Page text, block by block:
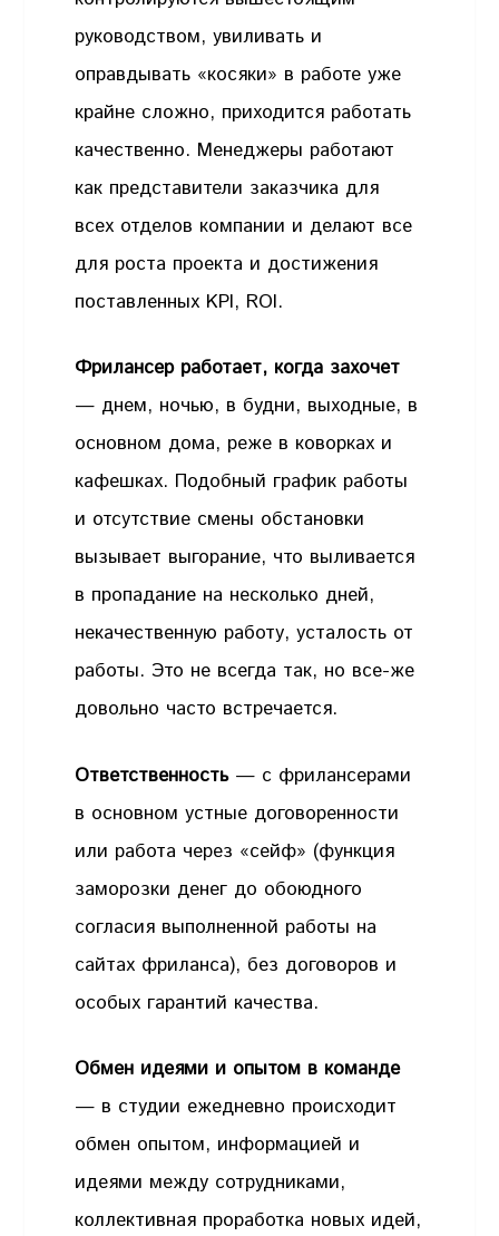
руководством, увиливать и
оправдывать «косяки» в работе уже
крайне сложно, приходится работать
качественно. Менеджеры работают
как представители заказчика для
всех отделов компании и делают все
для роста проекта и достижения
поставленных KPI, ROI.
Фрилансер работает, когда захочет
— днем, ночью, в будни, выходные, в
основном дома, реже в коворках и
кафешках. Подобный график работы
и отсутствие смены обстановки
вызывает выгорание, что выливается
в пропадание на несколько дней,
некачественную работу, усталость от
работы. Это не всегда так, но все-же
довольно часто встречается.
Ответственность — с фрилансерами
в основном устные договоренности
или работа через «сейф» (функция
заморозки денег до обоюдного
согласия выполненной работы на
сайтах фриланса), без договоров и
особых гарантий качества.
Обмен идеями и опытом в команде
— в студии ежедневно происходит
обмен опытом, информацией и
идеями между сотрудниками,
коллективная проработка новых идей,